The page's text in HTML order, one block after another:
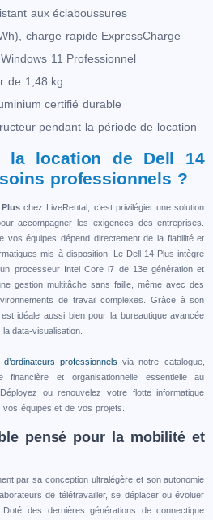
aux éclaboussures
charge rapide ExpressCharge
11 Professionnel
de 1,48 kg
certifié durable
pendant la période de location
la location de Dell 14
professionnels ?
chez LiveRental, c’est privilégier une solution
accompagner les exigences des entreprises.
vos équipes dépend directement de la fiabilité et
mis à disposition. Le Dell 14 Plus intègre
processeur Intel Core i7 de 13e génération et
gestion multitâche sans faille, même avec des
de travail complexes. Grâce à son
idéale aussi bien pour la bureautique avancée
data-visualisation.
d’ordinateurs professionnels via notre catalogue,
financière et organisationnelle essentielle au
ou renouvelez votre flotte informatique
vos équipes et de vos projets.
pensé pour la mobilité et
par sa conception ultralégère et son autonomie
de télétravailler, se déplacer ou évoluer
des dernières générations de connectique